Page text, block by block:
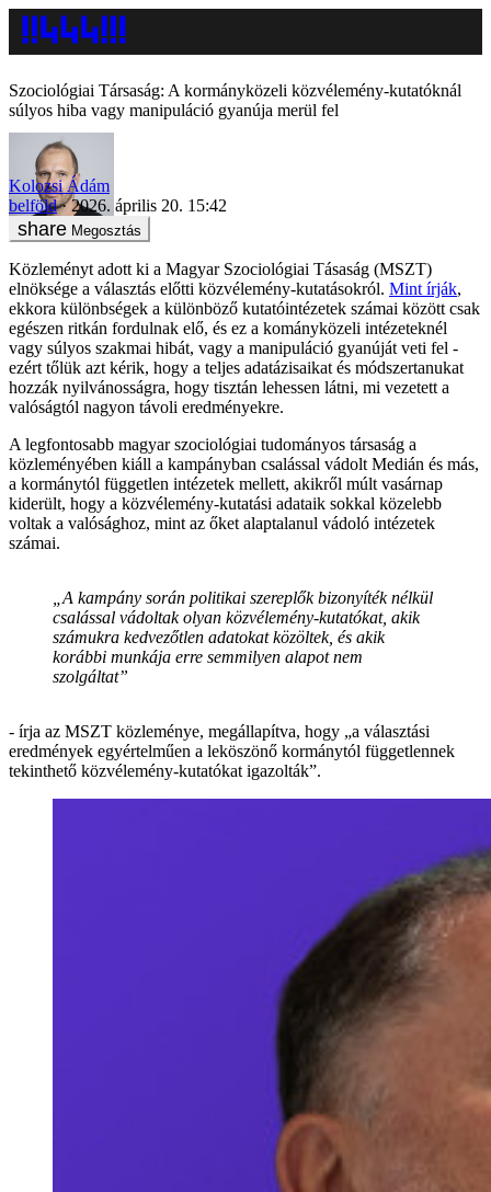
Szociológiai Társaság: A kormányközeli közvélemény-kutatóknál
súlyos hiba vagy manipuláció gyanúja merül fel
Kolozsi Ádám
belföld
2026. április 20. 15:42
Megosztás
Közleményt adott ki a Magyar Szociológiai Tásaság (MSZT)
elnöksége a választás előtti közvélemény-kutatásokról. Mint írják,
ekkora különbségek a különböző kutatóintézetek számai között csak
egészen ritkán fordulnak elő, és ez a kományközeli intézeteknél
vagy súlyos szakmai hibát, vagy a manipuláció gyanúját veti fel -
ezért tőlük azt kérik, hogy a teljes adatázisaikat és módszertanukat
hozzák nyilvánosságra, hogy tisztán lehessen látni, mi vezetett a
valóságtól nagyon távoli eredményekre.
A legfontosabb magyar szociológiai tudományos társaság a
közleményében kiáll a kampányban csalással vádolt Medián és más,
a kormánytól független intézetek mellett, akikről múlt vasárnap
kiderült, hogy a közvélemény-kutatási adataik sokkal közelebb
voltak a valósághoz, mint az őket alaptalanul vádoló intézetek
számai.
„A kampány során politikai szereplők bizonyíték nélkül
csalással vádoltak olyan közvélemény-kutatókat, akik
számukra kedvezőtlen adatokat közöltek, és akik
korábbi munkája erre semmilyen alapot nem
szolgáltat”
- írja az MSZT közleménye, megállapítva, hogy „a választási
eredmények egyértelműen a leköszönő kormánytól függetlennek
tekinthető közvélemény-kutatókat igazolták”.